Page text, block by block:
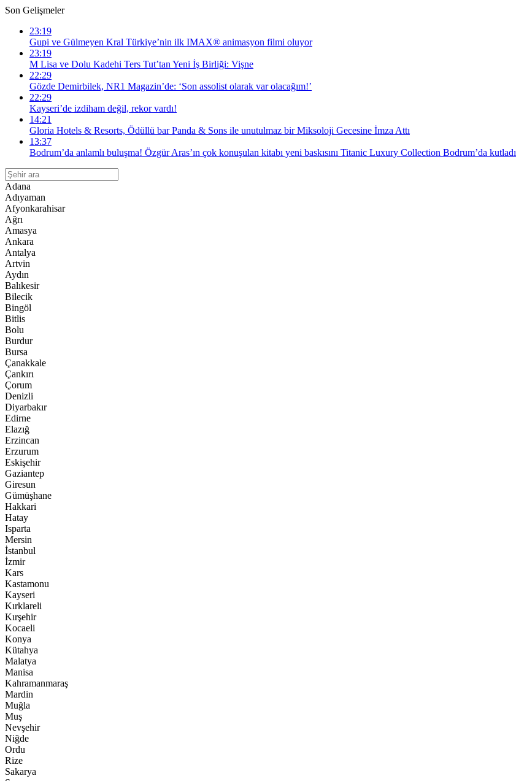
Son Gelişmeler
23:19
Gupi ve Gülmeyen Kral Türkiye’nin ilk IMAX® animasyon filmi oluyor
23:19
M Lisa ve Dolu Kadehi Ters Tut’tan Yeni İş Birliği: Vişne
22:29
Gözde Demirbilek, NR1 Magazin’de: ‘Son assolist olarak var olacağım!’
22:29
Kayseri’de izdiham değil, rekor vardı!
14:21
Gloria Hotels & Resorts, Ödüllü bar Panda & Sons ile unutulmaz bir Miksoloji Gecesine İmza Attı
13:37
Bodrum’da anlamlı buluşma! Özgür Aras’ın çok konuşulan kitabı yeni baskısını Titanic Luxury Collection Bodrum’da kutladı
Adana
Adıyaman
Afyonkarahisar
Ağrı
Amasya
Ankara
Antalya
Artvin
Aydın
Balıkesir
Bilecik
Bingöl
Bitlis
Bolu
Burdur
Bursa
Çanakkale
Çankırı
Çorum
Denizli
Diyarbakır
Edirne
Elazığ
Erzincan
Erzurum
Eskişehir
Gaziantep
Giresun
Gümüşhane
Hakkari
Hatay
Isparta
Mersin
İstanbul
İzmir
Kars
Kastamonu
Kayseri
Kırklareli
Kırşehir
Kocaeli
Konya
Kütahya
Malatya
Manisa
Kahramanmaraş
Mardin
Muğla
Muş
Nevşehir
Niğde
Ordu
Rize
Sakarya